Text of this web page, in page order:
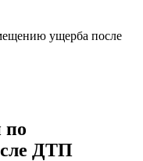
ущерба после
по
ДТП